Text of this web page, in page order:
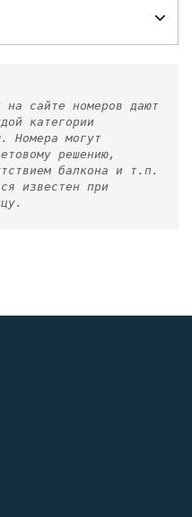
на сайте номеров дают
категории
Номера могут
решению,
балкона и т.п.
известен при